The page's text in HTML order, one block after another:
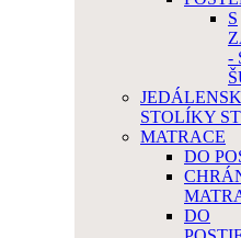
S
-
STOLÍKY
MATRACE
DO
DO